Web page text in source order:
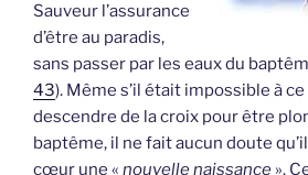
Sauveur l’assurance
d’être au paradis,
sans passer par les eaux du
43). Même s’il était impossible à
descendre de la croix pour être
baptême, il ne fait aucun doute
cœur une « nouvelle naissance ».